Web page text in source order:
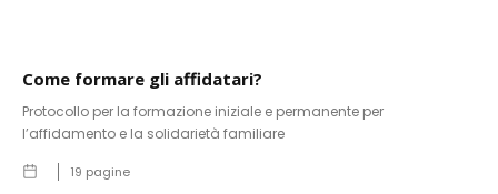
Come formare gli affidatari?
Protocollo per la formazione iniziale e permanente per
l’affidamento e la solidarietà familiare
19 pagine